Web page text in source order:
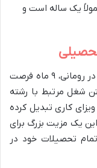
یک ساله است و
دانشجویان بین‌المللی پس از فارغ‌التحصیلی در رومانی، ۹ ماه فرصت
شغل مرتبط با رشته
کاری تبدیل کرده
یک مزیت بزرگ برای
تحصیلات خود در